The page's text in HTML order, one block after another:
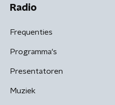
Radio
Frequenties
Programma's
Presentatoren
Muziek